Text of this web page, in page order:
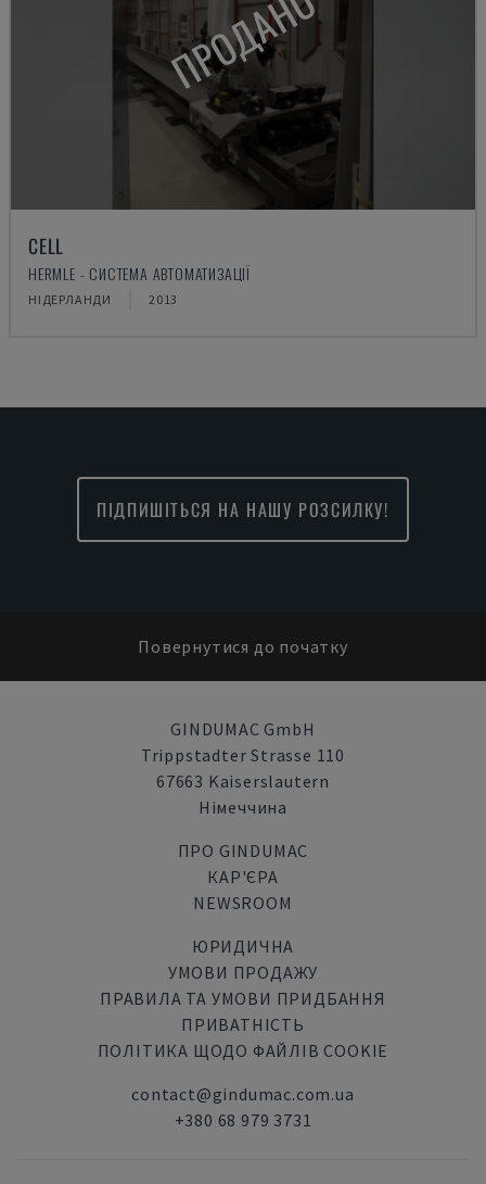
ПРОДАНО
CELL
HERMLE - СИСТЕМА АВТОМАТИЗАЦІЇ
НІДЕРЛАНДИ 2013
ПІДПИШІТЬСЯ НА НАШУ РОЗСИЛКУ!
Повернутися до початку
GINDUMAC GmbH
Trippstadter Strasse 110
67663 Kaiserslautern
Німеччина
ПРО GINDUMAC
КАР'ЄРА
NEWSROOM
ЮРИДИЧНА
УМОВИ ПРОДАЖУ
ПРАВИЛА ТА УМОВИ ПРИДБАННЯ
ПРИВАТНІСТЬ
ПОЛІТИКА ЩОДО ФАЙЛІВ COOKIE
contact@gindumac.com.ua
+380 68 979 3731